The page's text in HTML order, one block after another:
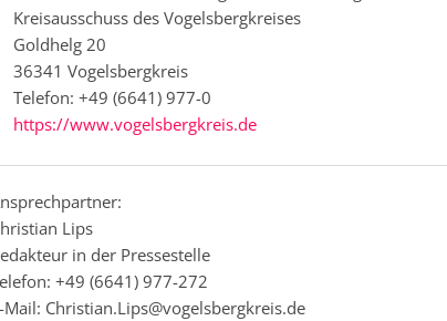
Kreisausschuss des Vogelsbergkreises
Goldhelg 20
36341 Vogelsbergkreis
Telefon: +49 (6641) 977-0
https://www.vogelsbergkreis.de
Lips
in der Pressestelle
+49 (6641) 977-272
Mail: Christian.Lips@vogelsbergkreis.de